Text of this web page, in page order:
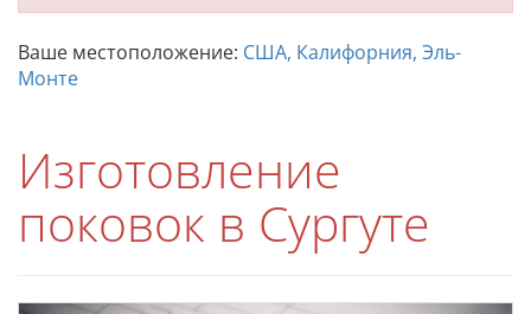
Ваше местоположение: США, Калифорния, Эль-
Монте
Изготовление
поковок в Сургуте